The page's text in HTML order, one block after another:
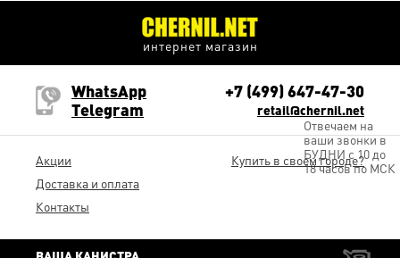
интернет магазин
Акции
Доставка и оплата
Контакты
WhatsApp
Telegram
retail@chernil.net
+7 (499) 647-47-30
Отвечаем на
ваши звонки в
БУДНИ с 10 до
18 часов по МСК
Купить в своем городе?